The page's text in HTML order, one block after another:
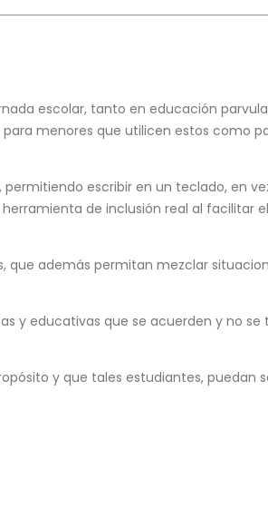
escolar, tanto en educación
menores que utilicen estos como
escribir en un teclado, en
de inclusión real al facilitar
que además permitan mezclar
y educativas que se acuerden y no
y que tales estudiantes, puedan